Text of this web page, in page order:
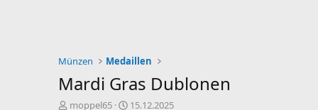
Münzen Medaillen
Mardi Gras Dublonen
E
moppel65
E15.12.2025